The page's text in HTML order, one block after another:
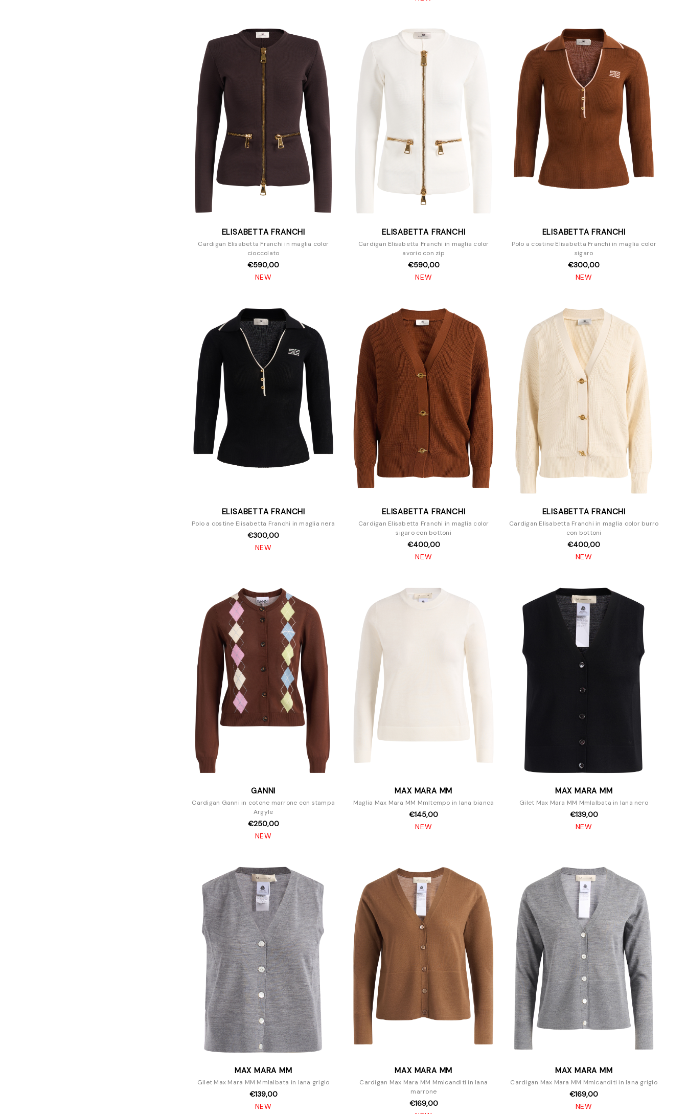
ELISABETTA FRANCHI
Cardigan Elisabetta Franchi in maglia color
cioccolato
€590,00
NEW
ELISABETTA FRANCHI
Cardigan Elisabetta Franchi in maglia color
avorio con zip
€590,00
NEW
ELISABETTA FRANCHI
Polo a costine Elisabetta Franchi in maglia color
sigaro
€300,00
NEW
ELISABETTA FRANCHI
Polo a costine Elisabetta Franchi in maglia nera
€300,00
NEW
ELISABETTA FRANCHI
Cardigan Elisabetta Franchi in maglia color
sigaro con bottoni
€400,00
NEW
ELISABETTA FRANCHI
Cardigan Elisabetta Franchi in maglia color burro
con bottoni
€400,00
NEW
GANNI
Cardigan Ganni in cotone marrone con stampa
Argyle
€250,00
NEW
MAX MARA MM
Maglia Max Mara MM Mmltempo in lana bianca
€145,00
NEW
MAX MARA MM
Gilet Max Mara MM Mmlalbata in lana nero
€139,00
NEW
MAX MARA MM
Gilet Max Mara MM Mmlalbata in lana grigio
€139,00
NEW
MAX MARA MM
Cardigan Max Mara MM Mmlcanditi in lana
marrone
€169,00
MAX MARA MM
Cardigan Max Mara MM Mmlcanditi in lana grigio
€169,00
NEW